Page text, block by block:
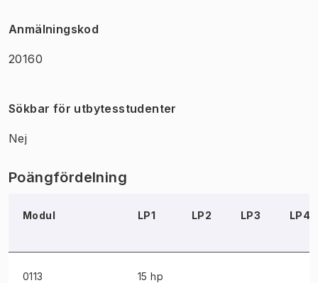
Anmälningskod
20160
Sökbar för utbytesstudenter
Nej
Poängfördelning
Modul LP1 LP2 LP3 LP4
0113
15 hp